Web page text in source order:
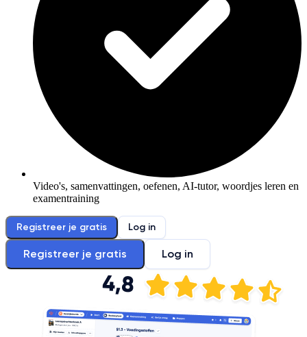
Video's, samenvattingen, oefenen, AI-tutor, woordjes leren en
examentraining
Registreer je gratis Log in
Registreer je gratis Log in